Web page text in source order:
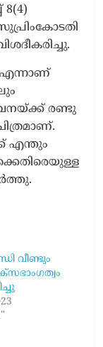
എന്നാണ്
രണ്ടു
എന്തും
വീണ്ടും